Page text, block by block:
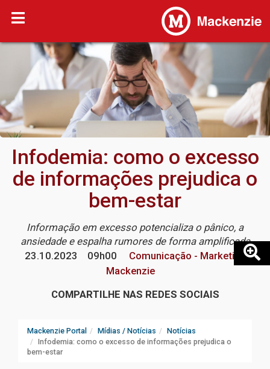
Infodemia: como o excesso
de informações prejudica o
bem-estar
Informação em excesso potencializa o pânico, a
ansiedade e espalha rumores de forma amplificada
23.10.2023
09h00
Comunicação - Marketing
Mackenzie
COMPARTILHE NAS REDES SOCIAIS
Mackenzie Portal Mídias / Notícias
Notícias
Infodemia: como o excesso de informações prejudica o
bem-estar